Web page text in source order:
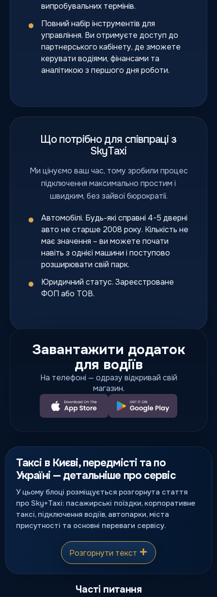
випробувальних термінів.
Повний набір інструментів для
управління. Ви отримуєте доступ до
партнерського кабінету, де зможете
керувати водіями, фінансами та
аналітикою з першого дня роботи.
Що потрібно для співпраці з
SkyTaxi
Ми цінуємо ваш час, тому зробили процес
підключення максимально простим і
швидким, без зайвої бюрократії.
Автомобілі. Будь-які справні 4-5 дверні
авто не старше 2008 року. Кількість не
має значення – ви можете почати
навіть з однієї машини і поступово
розширювати свій парк.
Юридичний статус. Зареєстроване
ФОП або ТОВ.
Завантажити додаток
для водіїв
На телефоні — одразу відкривай свій
магазин.
Таксі в Києві, передмісті та по
Україні — детальніше про сервіс
У цьому блоці розміщується розгорнута стаття
про Sky+Taxi: пасажирські поїздки, корпоративне
таксі, підключення водіїв, автопарки, міста
присутності та основні переваги сервісу.
Розгорнути текст
Часті питання